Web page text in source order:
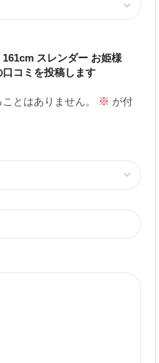
スレンダー お姫様
コミを投稿します
とはありません。 ※ が付